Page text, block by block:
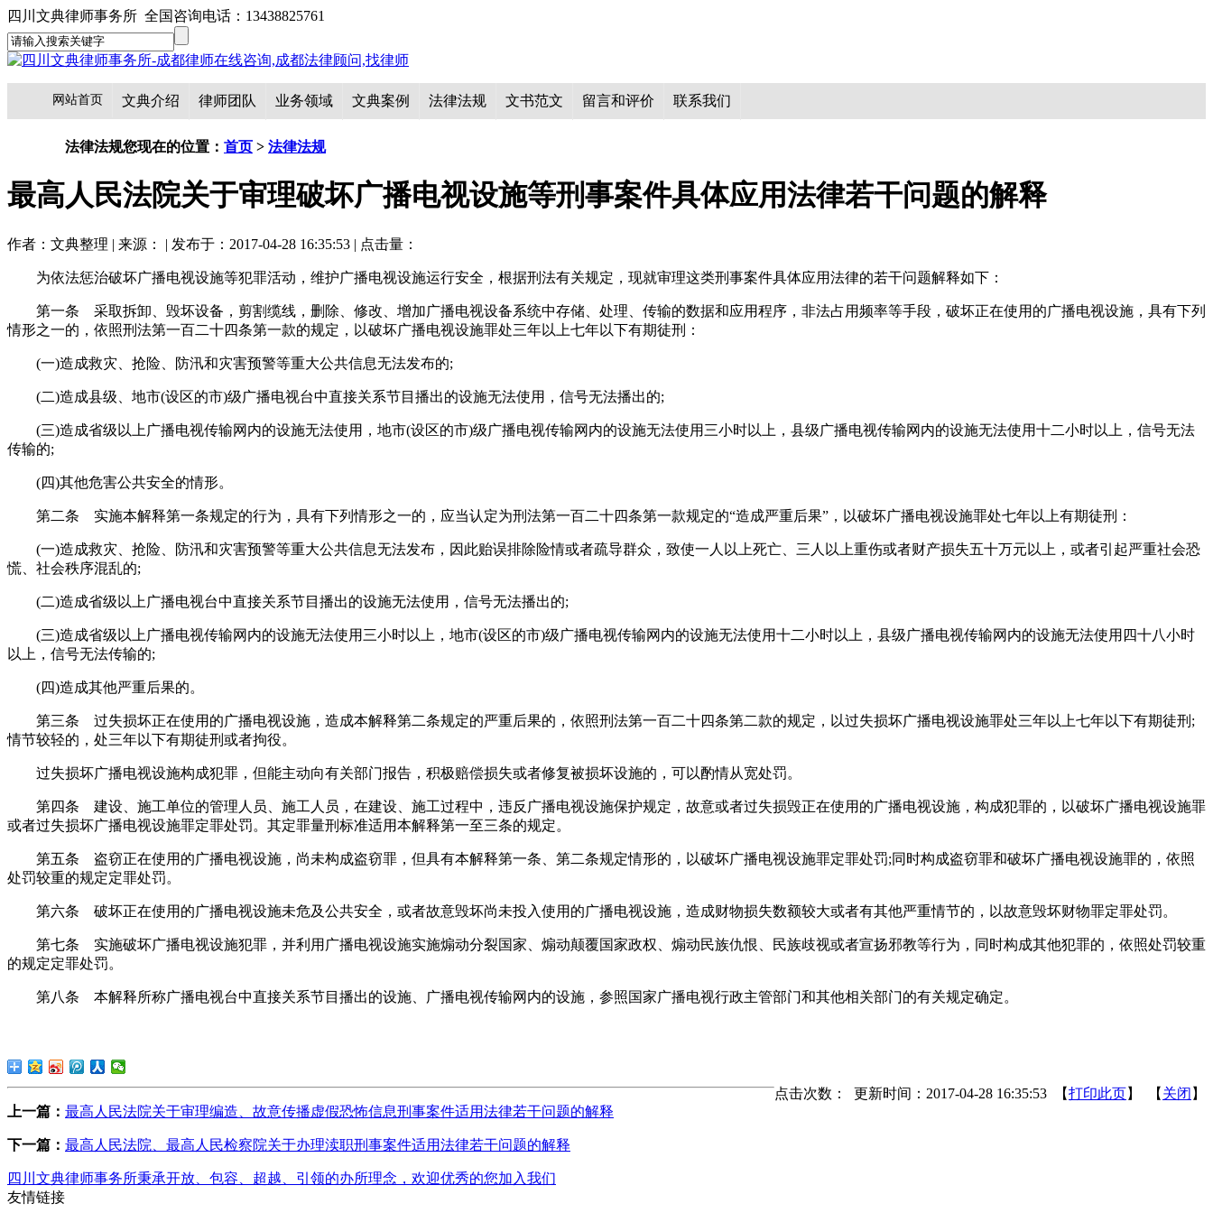
四川文典律师事务所 全国咨询电话：13438825761
网站首页 文典介绍 律师团队 业务领域 文典案例 法律法规 文书范文 留言和评价 联系我们
法律法规您现在的位置： 首页 > 法律法规
最高人民法院关于审理破坏广播电视设施等刑事案件具体应用法律若干问题的解释
作者：文典整理 | 来源： | 发布于：2017-04-28 16:35:53 | 点击量：
为依法惩治破坏广播电视设施等犯罪活动，维护广播电视设施运行安全，根据刑法有关规定，现就审理这类刑事案件具体应用法律的若干问题解释如下：
第一条 采取拆卸、毁坏设备，剪割缆线，删除、修改、增加广播电视设备系统中存储、处理、传输的数据和应用程序，非法占用频率等手段，破坏正在使用的广播电视设施，具有下列
情形之一的，依照刑法第一百二十四条第一款的规定，以破坏广播电视设施罪处三年以上七年以下有期徒刑：
(一)造成救灾、抢险、防汛和灾害预警等重大公共信息无法发布的;
(二)造成县级、地市(设区的市)级广播电视台中直接关系节目播出的设施无法使用，信号无法播出的;
(三)造成省级以上广播电视传输网内的设施无法使用，地市(设区的市)级广播电视传输网内的设施无法使用三小时以上，县级广播电视传输网内的设施无法使用十二小时以上，信号无法
传输的;
(四)其他危害公共安全的情形。
第二条 实施本解释第一条规定的行为，具有下列情形之一的，应当认定为刑法第一百二十四条第一款规定的“造成严重后果”，以破坏广播电视设施罪处七年以上有期徒刑：
(一)造成救灾、抢险、防汛和灾害预警等重大公共信息无法发布，因此贻误排除险情或者疏导群众，致使一人以上死亡、三人以上重伤或者财产损失五十万元以上，或者引起严重社会恐
慌、社会秩序混乱的;
(二)造成省级以上广播电视台中直接关系节目播出的设施无法使用，信号无法播出的;
(三)造成省级以上广播电视传输网内的设施无法使用三小时以上，地市(设区的市)级广播电视传输网内的设施无法使用十二小时以上，县级广播电视传输网内的设施无法使用四十八小时
以上，信号无法传输的;
(四)造成其他严重后果的。
第三条 过失损坏正在使用的广播电视设施，造成本解释第二条规定的严重后果的，依照刑法第一百二十四条第二款的规定，以过失损坏广播电视设施罪处三年以上七年以下有期徒刑;
情节较轻的，处三年以下有期徒刑或者拘役。
过失损坏广播电视设施构成犯罪，但能主动向有关部门报告，积极赔偿损失或者修复被损坏设施的，可以酌情从宽处罚。
第四条 建设、施工单位的管理人员、施工人员，在建设、施工过程中，违反广播电视设施保护规定，故意或者过失损毁正在使用的广播电视设施，构成犯罪的，以破坏广播电视设施罪
或者过失损坏广播电视设施罪定罪处罚。其定罪量刑标准适用本解释第一至三条的规定。
第五条 盗窃正在使用的广播电视设施，尚未构成盗窃罪，但具有本解释第一条、第二条规定情形的，以破坏广播电视设施罪定罪处罚;同时构成盗窃罪和破坏广播电视设施罪的，依照
处罚较重的规定定罪处罚。
第六条 破坏正在使用的广播电视设施未危及公共安全，或者故意毁坏尚未投入使用的广播电视设施，造成财物损失数额较大或者有其他严重情节的，以故意毁坏财物罪定罪处罚。
第七条 实施破坏广播电视设施犯罪，并利用广播电视设施实施煽动分裂国家、煽动颠覆国家政权、煽动民族仇恨、民族歧视或者宣扬邪教等行为，同时构成其他犯罪的，依照处罚较重
的规定定罪处罚。
第八条 本解释所称广播电视台中直接关系节目播出的设施、广播电视传输网内的设施，参照国家广播电视行政主管部门和其他相关部门的有关规定确定。
点击次数： 更新时间：2017-04-28 16:35:53 【打印此页】 【 关闭 】
上一篇： 最高人民法院关于审理编造、故意传播虚假恐怖信息刑事案件适用法律若干问题的解释
下一篇： 最高人民法院、最高人民检察院关于办理渎职刑事案件适用法律若干问题的解释
四川文典律师事务所秉承开放、包容、超越、引领的办所理念，欢迎优秀的您加入我们
友情链接